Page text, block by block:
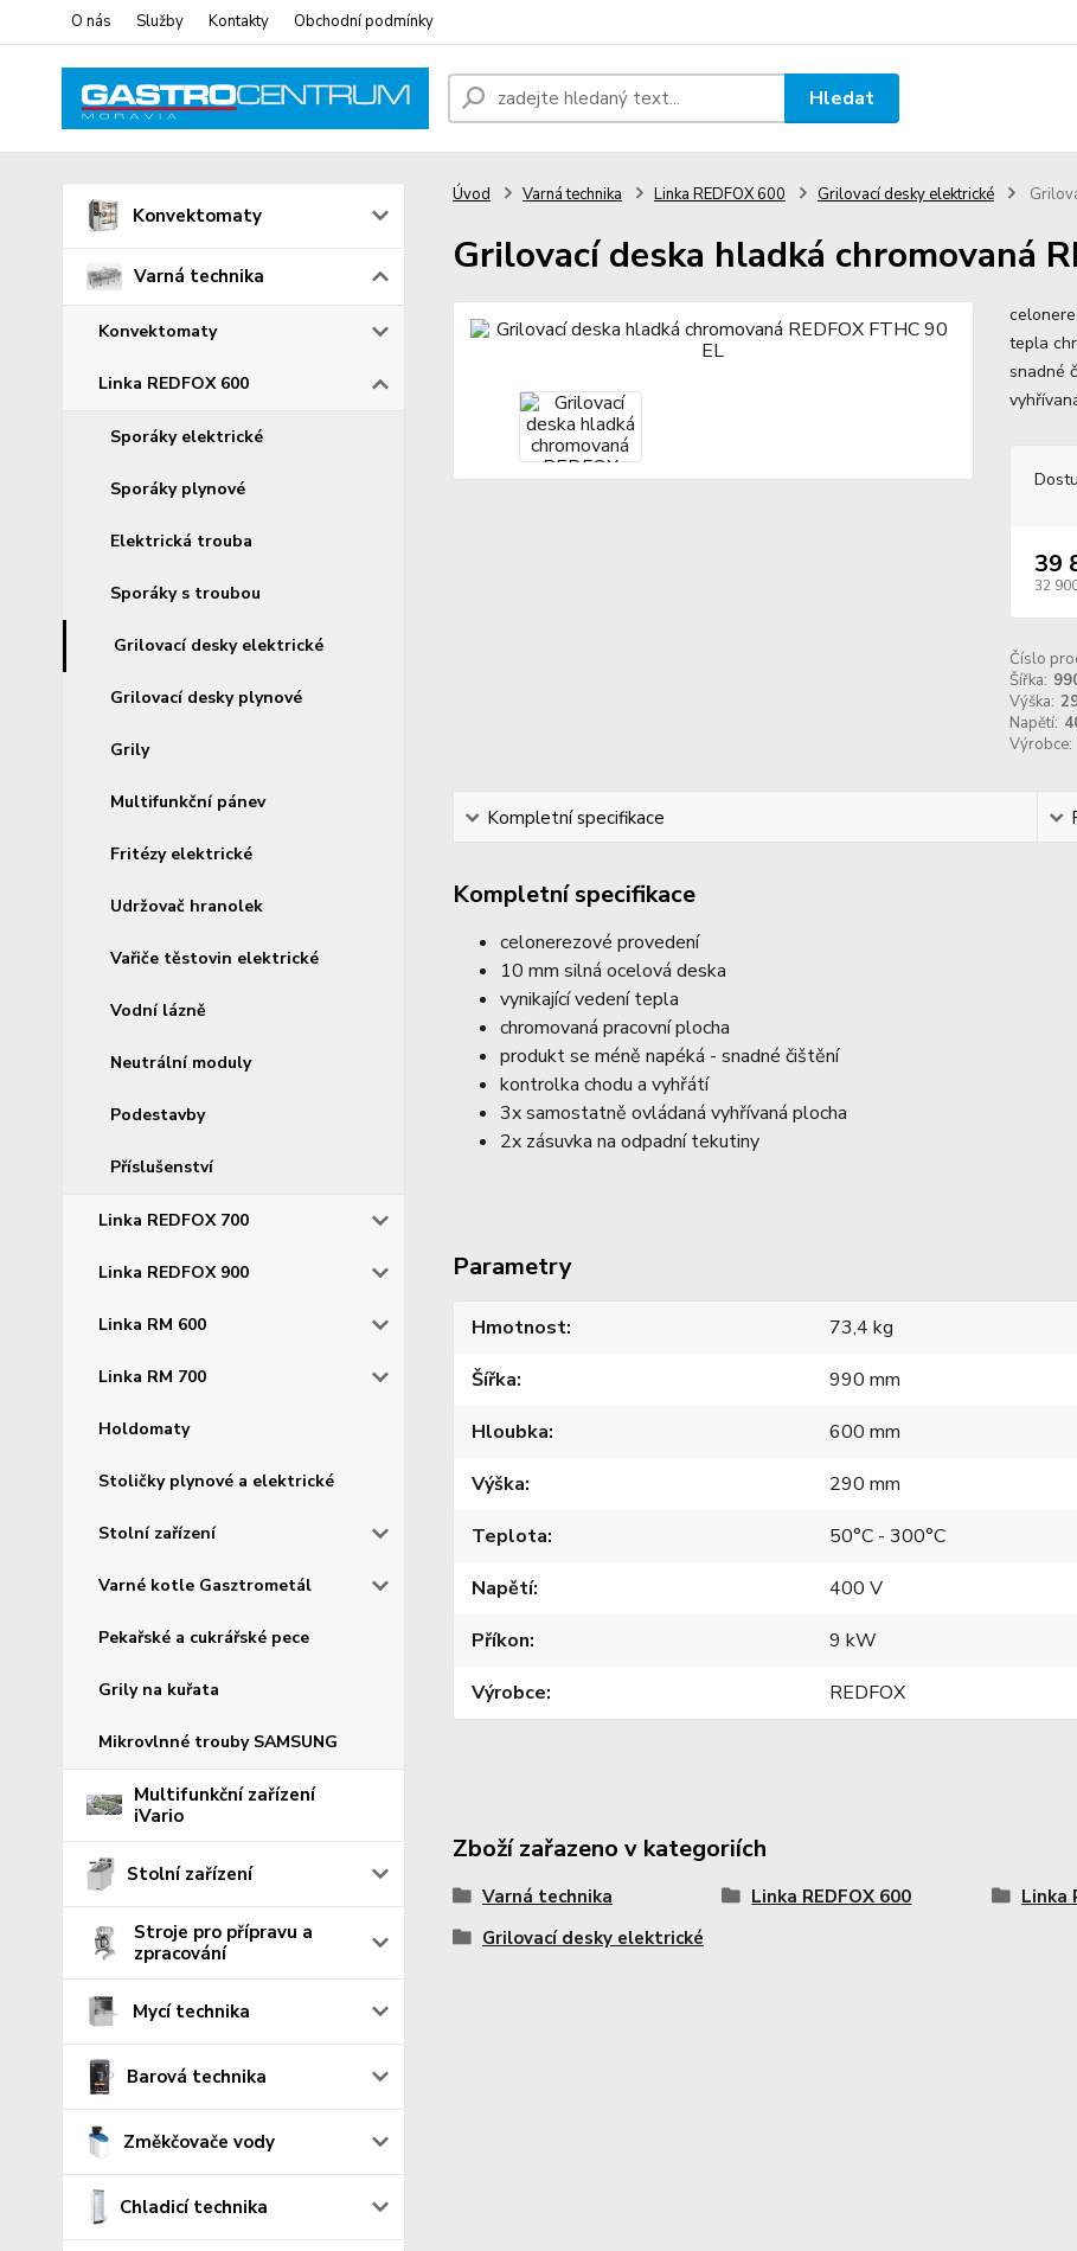
O nás Služby Kontakty Obchodní podmínky
Hledat
Konvektomaty
Varná technika
Konvektomaty
Linka REDFOX 600
Sporáky elektrické
Sporáky plynové
Elektrická trouba
Sporáky s troubou
Grilovací desky elektrické
Grilovací desky plynové
Grily
Multifunkční pánev
Fritézy elektrické
Udržovač hranolek
Vařiče těstovin elektrické
Vodní lázně
Neutrální moduly
Podestavby
Příslušenství
Linka REDFOX 700
Linka REDFOX 900
Linka RM 600
Linka RM 700
Holdomaty
Stoličky plynové a elektrické
Stolní zařízení
Varné kotle Gasztrometál
Pekařské a cukrářské pece
Grily na kuřata
Mikrovlnné trouby SAMSUNG
Multifunkční zařízení
iVario
Stolní zařízení
Stroje pro přípravu a
zpracování
Mycí technika
Barová technika
Změkčovače vody
Chladicí technika
Úvod Varná technika Linka REDFOX 600 Grilovací desky elektrické
Grilovací deska hladká chromovaná
tepla
snadné
39
32
Číslo
Šířka:
Výška:
Napětí:
Výrobce:
Kompletní specifikace
Kompletní specifikace
celonerezové provedení
10 mm silná ocelová deska
vynikající vedení tepla
chromovaná pracovní plocha
produkt se méně napéká - snadné čištění
kontrolka chodu a vyhřátí
3x samostatně ovládaná vyhřívaná plocha
2x zásuvka na odpadní tekutiny
Parametry
Hmotnost
73,4 kg
Šířka
990 mm
Hloubka
600 mm
Výška
290 mm
Teplota
50°C - 300°C
Napětí
400 V
Příkon
9 kW
Výrobce
REDFOX
Zboží zařazeno v kategoriích
Varná technika Linka REDFOX 600 Linka
Grilovací desky elektrické